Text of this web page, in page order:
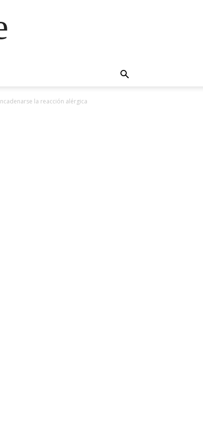
la reacción alérgica